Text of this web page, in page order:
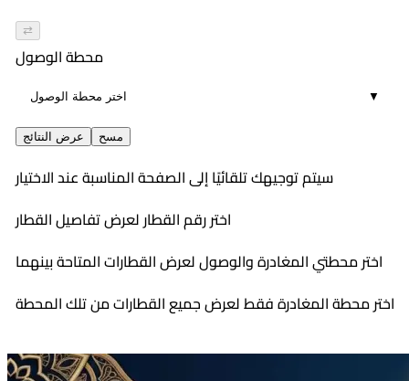
⇄
محطة الوصول
▼
عرض النتائج مسح
سيتم توجيهك تلقائيًا إلى الصفحة المناسبة عند الاختيار
اختر رقم القطار لعرض تفاصيل القطار
اختر محطتي المغادرة والوصول لعرض القطارات المتاحة بينهما
اختر محطة المغادرة فقط لعرض جميع القطارات من تلك المحطة